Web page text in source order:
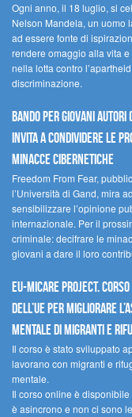
Ogni anno, il 18 luglio, si
Nelson Mandela, un uomo
ad essere fonte di
rendere omaggio alla vita
nella lotta contro
discriminazione.
Bando per giovani autori
invita a condividere le
minacce cibernetiche
Freedom From Fear,
l’Università di Gand, mira
sensibilizzare l’opinione
internazionale. Per il
criminale: decifrare le
giovani a dare il loro
EU-MiCare Project.
dell’UE per migliorare
mentale di migranti e
Il corso è stato sviluppato
lavorano con migranti e
mentale.
Il corso online è
è asincrono e non ci sono